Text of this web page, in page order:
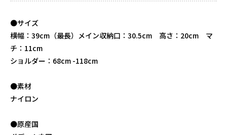
●サイズ
横幅：39cm（最長）メイン収納口：30.5cm 高さ：20cm マ
チ：11cm
ショルダー：68cm -118cm
●素材
ナイロン
●原産国